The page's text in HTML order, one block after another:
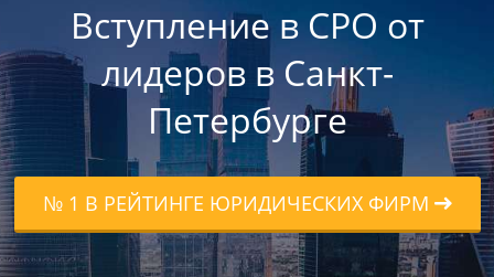
Вступление в СРО от
лидеров в Санкт-
Петербурге
№ 1 В РЕЙТИНГЕ ЮРИДИЧЕСКИХ ФИРМ